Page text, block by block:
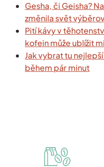
Gesha, či Geisha?
změnila svět
Pití kávy v
kofein může ublížit
Jak vybrat tu
během pár minut